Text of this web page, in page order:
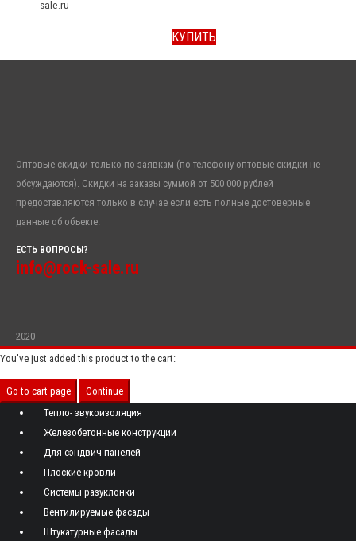
sale.ru
КУПИТЬ
Оптовые скидки только по заявкам (по телефону оптовые скидки не
обсуждаются). Скидки на заказы суммой от 500 000 рублей
предоставляются только в случае если есть полные достоверные
данные об объекте.
ЕСТЬ ВОПРОСЫ?
info@rock-sale.ru
2020
You've just added this product to the cart:
Go to cart page
Continue
Тепло- звукоизоляция
Железобетонные конструкции
Для сэндвич панелей
Плоские кровли
Системы разуклонки
Вентилируемые фасады
Штукатурные фасады